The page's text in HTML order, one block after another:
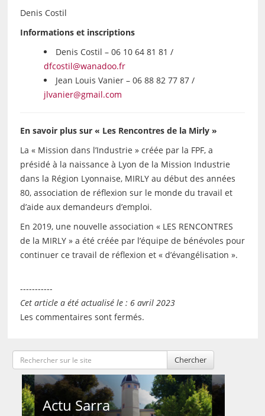
Denis Costil
Informations et inscriptions
Denis Costil – 06 10 64 81 81 /
dfcostil@wanadoo.fr
Jean Louis Vanier – 06 88 82 77 87 /
jlvanier@gmail.com
En savoir plus sur « Les Rencontres de la Mirly »
La « Mission dans l’Industrie » créée par la FPF, a
présidé à la naissance à Lyon de la Mission Industrie
dans la Région Lyonnaise, MIRLY au début des années
80, association de réflexion sur le monde du travail et
d’aide aux demandeurs d’emploi.
En 2019, une nouvelle association « LES RENCONTRES
de la MIRLY » a été créée par l’équipe de bénévoles pour
continuer ce travail de réflexion et « d’évangélisation ».
-----------
Cet article a été actualisé le : 6 avril 2023
Les commentaires sont fermés.
Chercher
Actu Sarra